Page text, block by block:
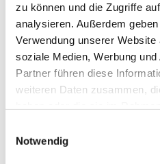
zu können und die Zugriffe
analysieren. Außerdem
Verwendung unserer
soziale Medien, Werbung
Partner führen diese
weiteren Daten zusammen,
Notwendig
37526 000A
QUADRON 185Power
NH-Sicherungs-
Größe 1, 1-polig schaltbar
V-Klemme 35-240 mm²
vorverdrahtet mit 3x
Genauigkeitsklasse 1, mit 6-